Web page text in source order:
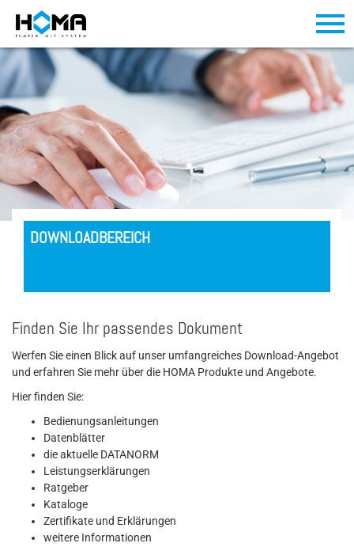
DOWNLOADBEREICH
Finden Sie Ihr passendes Dokument
Werfen Sie einen Blick auf unser umfangreiches Download-Angebot
und erfahren Sie mehr über die HOMA Produkte und Angebote.
Hier finden Sie:
Bedienungsanleitungen
Datenblätter
die aktuelle DATANORM
Leistungserklärungen
Ratgeber
Kataloge
Zertifikate und Erklärungen
weitere Informationen